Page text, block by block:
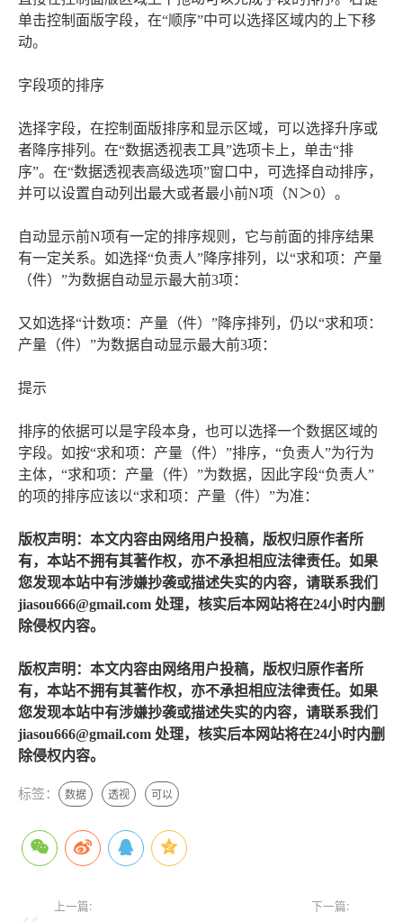
单击控制面版字段，在“顺序”中可以选择区域内的上下移
动。
字段项的排序
选择字段，在控制面版排序和显示区域，可以选择升序或
者降序排列。在“数据透视表工具”选项卡上，单击“排
序”。在“数据透视表高级选项”窗口中，可选择自动排序，
并可以设置自动列出最大或者最小前N项（N＞0）。
自动显示前N项有一定的排序规则，它与前面的排序结果
有一定关系。如选择“负责人”降序排列，以“求和项：产量
（件）”为数据自动显示最大前3项：
又如选择“计数项：产量（件）”降序排列，仍以“求和项：
产量（件）”为数据自动显示最大前3项：
提示
排序的依据可以是字段本身，也可以选择一个数据区域的
字段。如按“求和项：产量（件）”排序，“负责人”为行为
主体，“求和项：产量（件）”为数据，因此字段“负责人”
的项的排序应该以“求和项：产量（件）”为准：
版权声明：本文内容由网络用户投稿，版权归原作者所
有，本站不拥有其著作权，亦不承担相应法律责任。如果
您发现本站中有涉嫌抄袭或描述失实的内容，请联系我们
jiasou666@gmail.com 处理，核实后本网站将在24小时内删
除侵权内容。
版权声明：本文内容由网络用户投稿，版权归原作者所
有，本站不拥有其著作权，亦不承担相应法律责任。如果
您发现本站中有涉嫌抄袭或描述失实的内容，请联系我们
jiasou666@gmail.com 处理，核实后本网站将在24小时内删
除侵权内容。
标签： 数据 透视 可以
上一篇: 下一篇: